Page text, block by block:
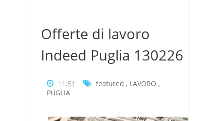
Offerte di lavoro
Indeed Puglia 130226
11:51 featured , LAVORO ,
PUGLIA